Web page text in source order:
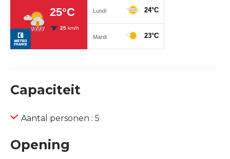
Capaciteit
Aantal personen : 5
Opening